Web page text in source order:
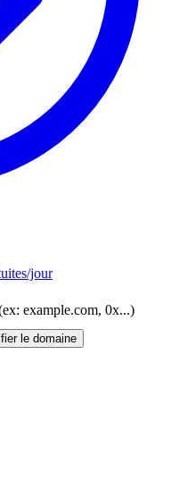
jour
example.com, 0x...)
le domaine